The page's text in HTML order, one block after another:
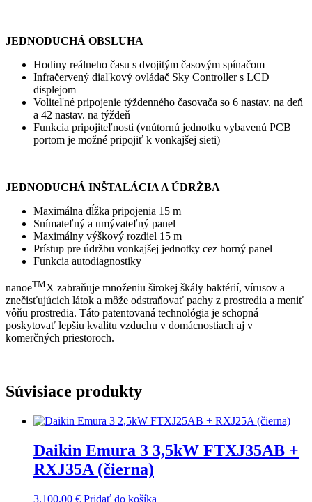
JEDNODUCHÁ OBSLUHA
Hodiny reálneho času s dvojitým časovým spínačom
Infračervený diaľkový ovládač Sky Controller s LCD
displejom
Voliteľné pripojenie týždenného časovača so 6 nastav. na deň
a 42 nastav. na týždeň
Funkcia pripojiteľnosti (vnútornú jednotku vybavenú PCB
portom je možné pripojiť k vonkajšej sieti)
JEDNODUCHÁ INŠTALÁCIA A ÚDRŽBA
Maximálna dĺžka pripojenia 15 m
Snímateľný a umývateľný panel
Maximálny výškový rozdiel 15 m
Prístup pre údržbu vonkajšej jednotky cez horný panel
Funkcia autodiagnostiky
nanoeTMX zabraňuje množeniu širokej škály baktérií, vírusov a
znečisťujúcich látok a môže odstraňovať pachy z prostredia a meniť
vôňu prostredia. Táto patentovaná technológia je schopná
poskytovať lepšiu kvalitu vzduchu v domácnostiach aj v
komerčných priestoroch.
Súvisiace produkty
Daikin Emura 3 3,5kW FTXJ35AB +
RXJ35A (čierna)
3.100,00 € Pridať do košíka